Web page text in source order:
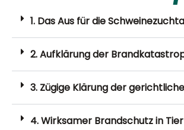
1. Das Aus für die
2. Aufklärung der
3. Zügige Klärung der
4. Wirksamer Brandschutz in